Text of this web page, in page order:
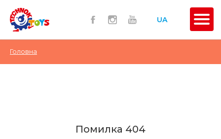
UA
Головна
Помилка 404